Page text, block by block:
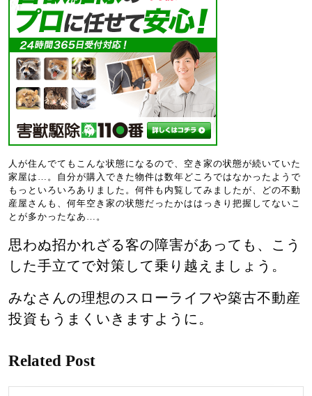
人が住んでてもこんな状態になるので、空き家の状態が続いていた
家屋は…。自分が購入できた物件は数年どころではなかったようで
もっといろいろありました。何件も内覧してみましたが、どの不動
産屋さんも、何年空き家の状態だったかははっきり把握してないこ
とが多かったなあ…。
思わぬ招かれざる客の障害があっても、こう
した手立てで対策して乗り越えましょう。
みなさんの理想のスローライフや築古不動産
投資もうまくいきますように。
Related Post